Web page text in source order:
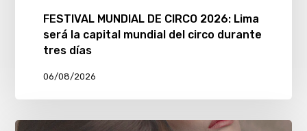
FESTIVAL MUNDIAL DE CIRCO 2026: Lima
será la capital mundial del circo durante
tres días
06/08/2026